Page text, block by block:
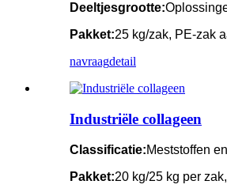
Deeltjesgrootte:
Pakket:25 kg/zak, PE-zak
navraagdetail
Industriële collageen
Classificatie:Meststoffen
Pakket:20 kg/25 kg per